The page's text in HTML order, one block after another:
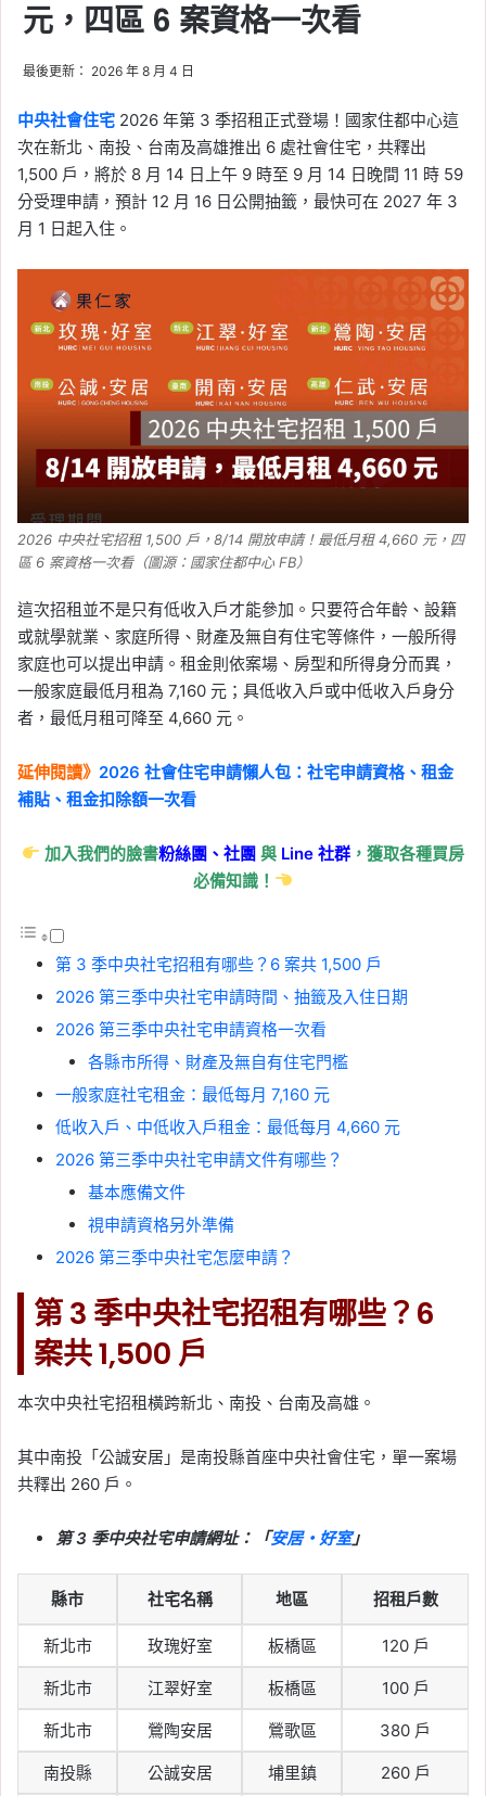
元，四區 6 案資格一次看
最後更新： 2026 年 8 月 4 日
中央社會住宅 2026 年第 3 季招租正式登場！國家住都中心這
次在新北、南投、台南及高雄推出 6 處社會住宅，共釋出
1,500 戶，將於 8 月 14 日上午 9 時至 9 月 14 日晚間 11 時 59
分受理申請，預計 12 月 16 日公開抽籤，最快可在 2027 年 3
月 1 日起入住。
2026 中央社宅招租 1,500 戶，8/14 開放申請！最低月租 4,660 元，四
區 6 案資格一次看（圖源：國家住都中心 FB）
這次招租並不是只有低收入戶才能參加。只要符合年齡、設籍
或就學就業、家庭所得、財產及無自有住宅等條件，一般所得
家庭也可以提出申請。租金則依案場、房型和所得身分而異，
一般家庭最低月租為 7,160 元；具低收入戶或中低收入戶身分
者，最低月租可降至 4,660 元。
延伸閱讀》 2026 社會住宅申請懶人包：社宅申請資格、租金
補貼、租金扣除額一次看
加入我們的臉書粉絲團、社團與 Line社群 ，獲取各種買房
必備知識！
第 3 季中央社宅招租有哪些？6 案共 1,500 戶
2026 第三季中央社宅申請時間、抽籤及入住日期
2026 第三季中央社宅申請資格一次看
各縣市所得、財產及無自有住宅門檻
一般家庭社宅租金：最低每月 7,160 元
低收入戶、中低收入戶租金：最低每月 4,660 元
2026 第三季中央社宅申請文件有哪些？
基本應備文件
視申請資格另外準備
2026 第三季中央社宅怎麼申請？
第 3 季中央社宅招租有哪些？6
案共 1,500 戶
本次中央社宅招租橫跨新北、南投、台南及高雄。
其中南投「公誠安居」是南投縣首座中央社會住宅，單一案場
共釋出 260 戶。
第 3 季中央社宅申請網址：「安居・好室」
縣市 社宅名稱 地區 招租戶數
新北市 玫瑰好室 板橋區 120 戶
新北市 江翠好室 板橋區 100 戶
新北市 鶯陶安居 鶯歌區 380 戶
南投縣 公誠安居 埔里鎮 260 戶